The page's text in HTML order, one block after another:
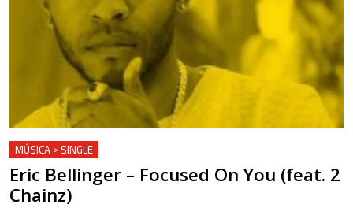
MÚSICA > SINGLE
Eric Bellinger – Focused On You (feat. 2
Chainz)